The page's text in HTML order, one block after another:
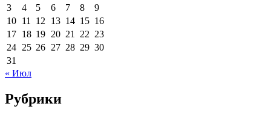
3
4 5 6 7 8
9
10 11 12 13 14 15 16
17 18 19 20 21 22 23
24 25 26 27 28 29 30
31
« Июл
Рубрики